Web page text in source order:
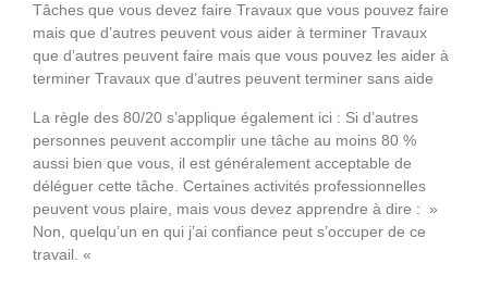
Tâches que vous devez faire Travaux que vous pouvez faire
mais que d’autres peuvent vous aider à terminer Travaux
que d’autres peuvent faire mais que vous pouvez les aider à
terminer Travaux que d’autres peuvent terminer sans aide
La règle des 80/20 s’applique également ici : Si d’autres
personnes peuvent accomplir une tâche au moins 80 %
aussi bien que vous, il est généralement acceptable de
déléguer cette tâche. Certaines activités professionnelles
peuvent vous plaire, mais vous devez apprendre à dire : »
Non, quelqu’un en qui j’ai confiance peut s’occuper de ce
travail. «